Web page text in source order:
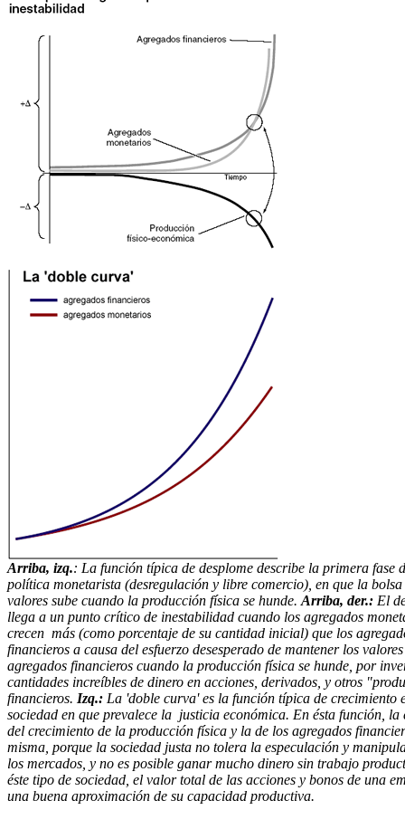
Arriba, izq.: La función típica de desplome describe la primera fase
política monetarista (desregulación y libre comercio), en que la bolsa
valores sube cuando la producción física se hunde. Arriba, der.: El
llega a un punto crítico de inestabilidad cuando los agregados
crecen más (como porcentaje de su cantidad inicial) que los
financieros a causa del esfuerzo desesperado de mantener los
agregados financieros cuando la producción física se hunde, por
cantidades increíbles de dinero en acciones, derivados, y otros
financieros. Izq.: La 'doble curva' es la función típica de crecimiento
sociedad en que prevalece la justicia económica. En ésta función, la
del crecimiento de la producción física y la de los agregados
misma, porque la sociedad justa no tolera la especulación y
los mercados, y no es posible ganar mucho dinero sin trabajo
éste tipo de sociedad, el valor total de las acciones y bonos de una
una buena aproximación de su capacidad productiva.